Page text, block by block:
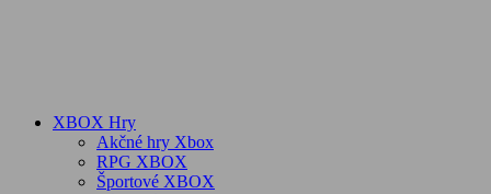
XBOX Hry
Akčné hry Xbox
RPG XBOX
Športové XBOX